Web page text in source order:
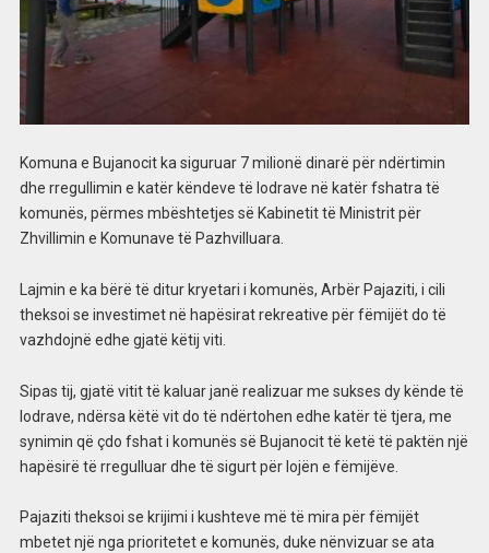
Komuna e Bujanocit ka siguruar 7 milionë dinarë për ndërtimin
dhe rregullimin e katër këndeve të lodrave në katër fshatra të
komunës, përmes mbështetjes së Kabinetit të Ministrit për
Zhvillimin e Komunave të Pazhvilluara.
Lajmin e ka bërë të ditur kryetari i komunës, Arbër Pajaziti, i cili
theksoi se investimet në hapësirat rekreative për fëmijët do të
vazhdojnë edhe gjatë këtij viti.
Sipas tij, gjatë vitit të kaluar janë realizuar me sukses dy kënde të
lodrave, ndërsa këtë vit do të ndërtohen edhe katër të tjera, me
synimin që çdo fshat i komunës së Bujanocit të ketë të paktën një
hapësirë të rregulluar dhe të sigurt për lojën e fëmijëve.
Pajaziti theksoi se krijimi i kushteve më të mira për fëmijët
mbetet një nga prioritetet e komunës, duke nënvizuar se ata